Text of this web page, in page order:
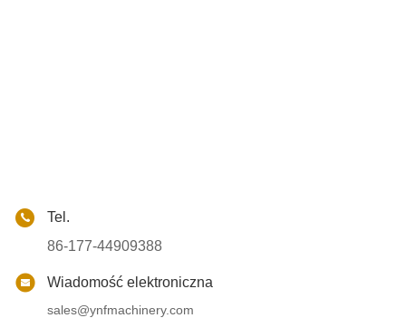
Tel.
86-177-44909388
Wiadomość elektroniczna
sales@ynfmachinery.com